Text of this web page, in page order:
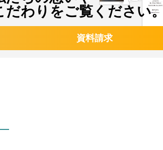
だわりをご覧ください。
資料請求